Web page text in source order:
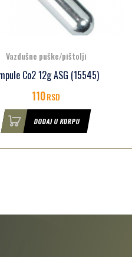
Vazdušne puške/pištolji
Puska Cometa 220
4.5mm Wood
21.000RSD
DODAJ U KORPU